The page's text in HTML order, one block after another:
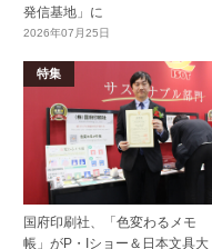
発信基地」に
2026年07月25日
特集
国府印刷社、「色変わるメモ
帳」がP・Iショー＆日本文具大